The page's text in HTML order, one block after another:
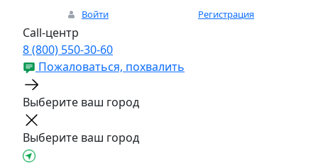
Войти Регистрация
Call-центр
8 (800) 550-30-60
Пожаловаться, похвалить
Выберите ваш город
Выберите ваш город